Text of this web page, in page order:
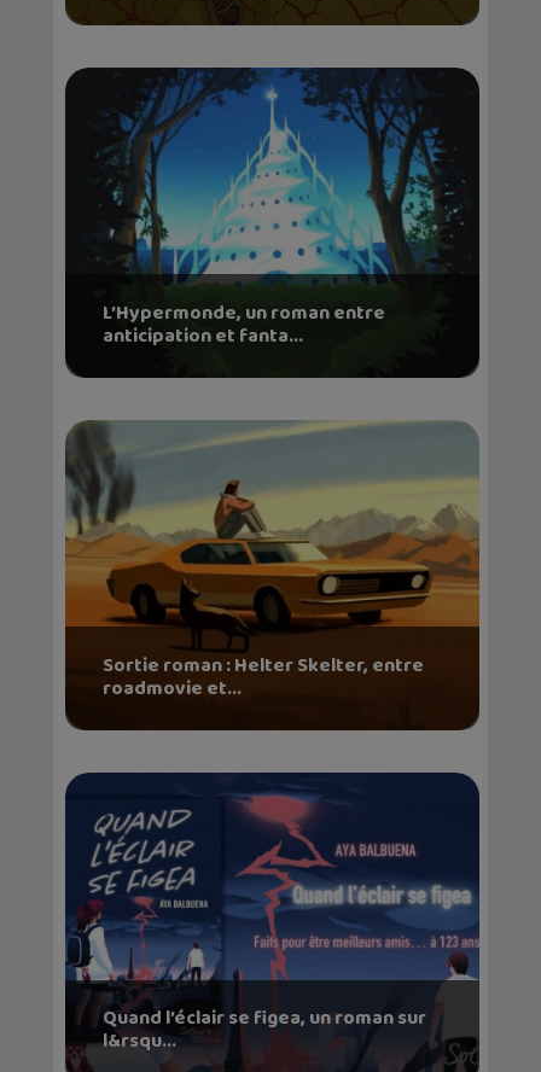
L’Hypermonde, un roman entre
anticipation et fanta...
Sortie roman : Helter Skelter, entre
roadmovie et...
Quand l’éclair se figea, un roman sur
l&rsqu...